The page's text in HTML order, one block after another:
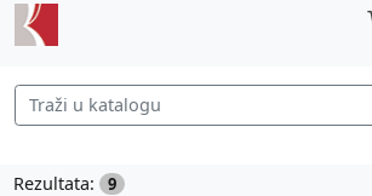
Rezultata: 9